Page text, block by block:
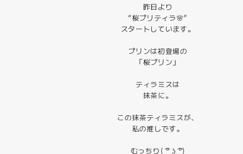
昨日より
“桜プリティラ🌸”
スタートしています。
プリンは初登場の
「桜プリン」
ティラミスは
抹茶に。
この抹茶ティラミスが、
私の推しです。
むっちり( ͡° ͜ʖ ͡°)